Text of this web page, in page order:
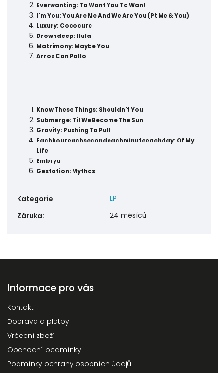
Everwanting: To Want You To Want
I'm You: You Are Me And We Are You (Pt Me & You)
Luxury: Cococure
Drowndeep: Hula
Matrimony: Maybe You
Arroz Con Pollo
Know These Things: Shouldn't You
Submerge: Til We Become The Sun
Gravity: Pushing To Pull
Eachhoureachsecondeachminuteeachday: Of My
Life
Embrya
Gestation: Mythos
Kategorie:
LP
Záruka: 24 měsíců
Informace pro vás
Kontakt
Doprava a platby
Vrácení zboží
Obchodní podmínky
Podmínky ochrany osobních údajů